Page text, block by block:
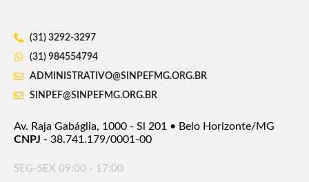
(31) 3292-3297
(31) 984554794
ADMINISTRATIVO@SINPEFMG.ORG.BR
SINPEF@SINPEFMG.ORG.BR
Av. Raja Gabáglia, 1000 - Sl 201 • Belo Horizonte/MG
CNPJ - 38.741.179/0001-00
SEG-SEX 09:00 - 17:00